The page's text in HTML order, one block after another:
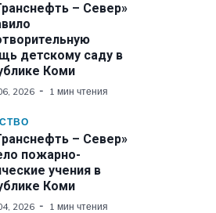
– Север»
детскому саду в
Коми
2026 1 мин чтения
– Север»
пожарно-
учения в
Коми
2026 1 мин чтения